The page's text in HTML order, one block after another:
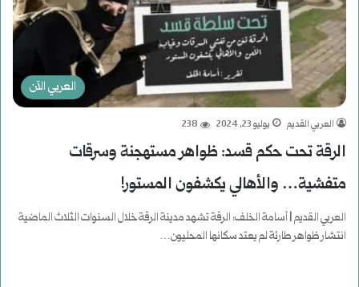
العربي الآن
العربي القديم يوليو 23, 2024 238
الرقة تحت حكم قسد: ظواهر مستهجنة وسرقات
متفشية… والأهالي يكشفون المستور!
العربي القديم | أسامة الخلف: الرقة تشهد مدينة الرقة خلال السنوات الثلاث الماضية
انتشار ظواهر طارئة لم يعتد سكانها المحليون…